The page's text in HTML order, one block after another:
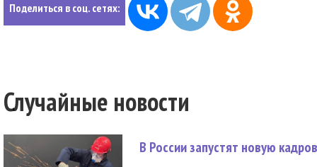
Поделиться в соц. сетях:
Случайные новости
В России запустят новую